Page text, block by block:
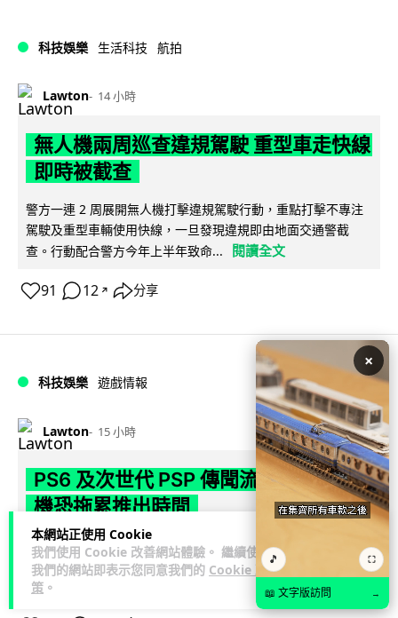
本網站正使用 Cookie
我們使用 Cookie 改善網站體驗。 繼續使用
我們的網站即表示您同意我們的 Cookie 政
策 。
科技娛樂 生活科技 航拍
Lawton 14 小時
無人機兩周巡查違規駕駛 重型車走快線
即時被截查
警方一連 2 周展開無人機打擊違規駕駛行動，重點打擊不專注
駕駛及重型車輛使用快線，一旦發現違規即由地面交通警截
查。行動配合警方今年上半年致命...
閱讀全文
91 12 ↗ 分享
科技娛樂 遊戲情報
Lawton 15 小時
PS6 及次世代 PSP 傳聞流出 記憶體危
機恐拖累推出時間
爆料媒體披露 Sony 次世代主機傳聞,指 PS6 及次世代 PSP 手提
裝置預計 2027 年底推出,分別為一款強大家用主機及一款性能
較弱...
×
🎵 ⛶
📖 文字版訪問 →